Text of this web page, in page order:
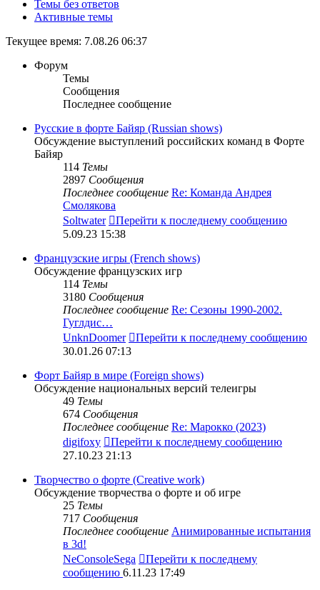
Темы без ответов
Активные темы
Текущее время: 7.08.26 06:37
Форум
Темы
Сообщения
Последнее сообщение
Русские в форте Байяр (Russian shows)
Обсуждение выступлений российских команд в Форте
Байяр
114 Темы
2897 Сообщения
Последнее сообщение Re: Команда Андрея
Смолякова
Soltwater
Перейти к последнему сообщению
5.09.23 15:38
Французские игры (French shows)
Обсуждение французских игр
114 Темы
3180 Сообщения
Последнее сообщение Re: Сезоны 1990-2002.
Гуглдис…
UnknDoomer
Перейти к последнему сообщению
30.01.26 07:13
Форт Байяр в мире (Foreign shows)
Обсуждение национальных версий телеигры
49 Темы
674 Сообщения
Последнее сообщение Re: Марокко (2023)
digifoxy
Перейти к последнему сообщению
27.10.23 21:13
Творчество о форте (Creative work)
Обсуждение творчества о форте и об игре
25 Темы
717 Сообщения
Последнее сообщение Анимированные испытания
в 3d!
NeConsoleSega
Перейти к последнему
сообщению 6.11.23 17:49